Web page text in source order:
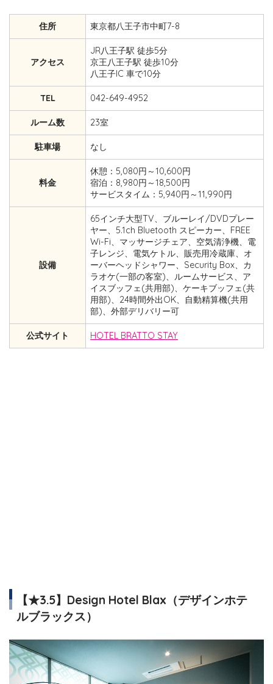
住所 東京都八王子市中町7-8
アクセス
JR八王子駅 徒歩5分
京王八王子駅 徒歩10分
八王子IC 車で10分
TEL 042-649-4952
ルーム数 23室
駐車場 なし
料金
休憩：5,080円～10,600円
宿泊：8,980円～18,500円
サービスタイム：5,940円～11,990円
設備
65インチ大型TV、ブルーレイ/DVDプレー
ヤー、5.1ch Bluetooth スピーカー、FREE
Wi-Fi、マッサージチェア、空気清浄機、電
子レンジ、電気ケトル、販売用冷蔵庫、オ
ーバーヘッドシャワー、Security Box、カ
ラオケ(一部の客室)、ルームサービス、ア
イスブッフェ(共用部)、ケーキブッフェ(共
用部)、24時間外出OK、自動精算機(共用
部)、外部デリバリー可
公式サイト HOTEL BRATTO STAY
【★3.5】Design Hotel Blax（デザインホテ
ルブラックス）